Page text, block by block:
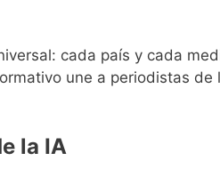
cada país y cada
une a periodistas
la IA